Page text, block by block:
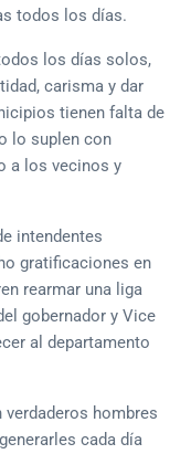
todos los días.
los días solos,
carisma y dar
tienen falta de
lo suplen con
a los vecinos y
intendentes
gratificaciones en
rearmar una liga
gobernador y Vice
al departamento
hombres
cada día